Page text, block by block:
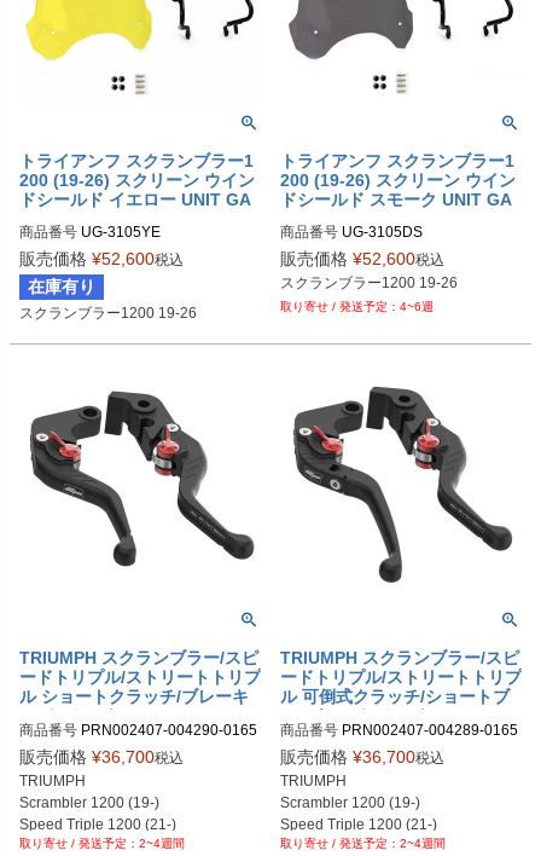
トライアンフ スクランブラー1
200 (19-26) スクリーン ウイン
ドシールド イエロー UNIT GA
商品番号 UG-3105YE
販売価格 ¥52,600税込
在庫有り
スクランブラー1200 19-26
トライアンフ スクランブラー1
200 (19-26) スクリーン ウイン
ドシールド スモーク UNIT GA
商品番号 UG-3105DS
販売価格 ¥52,600税込
スクランブラー1200 19-26
4~6週
TRIUMPH スクランブラー/スピ
ードトリプル/ストリートトリプ
ル ショートクラッチ/ブレーキ
レバーセット Evotech Perfor
mance
商品番号 PRN002407-004290-0165
62
PRN002407-004290-016562-01
PRN002407-004290-016562-02
PRN002407-004290-016562-03
PRN002407-004290-016562-04
販売価格 ¥36,700税込
TRIUMPH
Scrambler 1200 (19-)
Speed Triple 1200 (21-)
Street Triple 765 (23-) 2~4週間
TRIUMPH スクランブラー/スピ
ードトリプル/ストリートトリプ
ル 可倒式クラッチ/ショートブ
レーキレバーセット Evotech P
erformance
商品番号 PRN002407-004289-0165
62
PRN002407-004289-016562-01
PRN002407-004289-016562-02
PRN002407-004289-016562-03
PRN002407-004289-016562-04
販売価格 ¥36,700税込
TRIUMPH
Scrambler 1200 (19-)
Speed Triple 1200 (21-)
Street Triple 765 (23-) 2~4週間